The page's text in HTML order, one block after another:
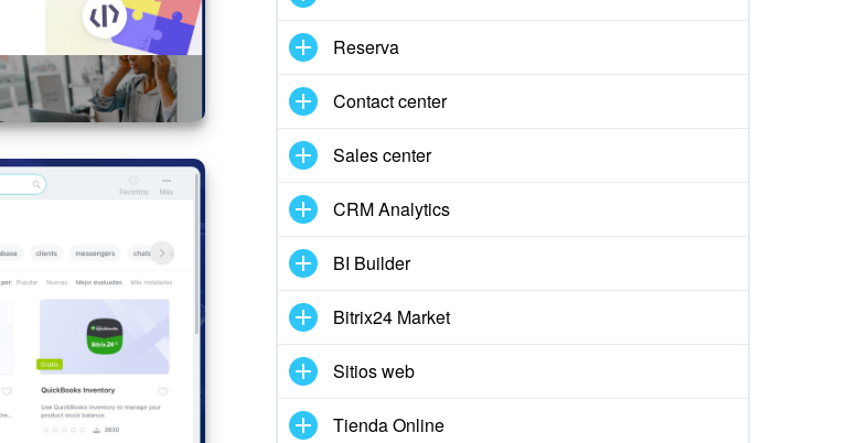
Reserva
Contact center
Sales center
CRM Analytics
BI Builder
Bitrix24 Market
Sitios web
Tienda Online